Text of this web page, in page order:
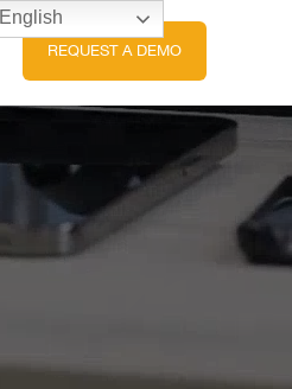
English
REQUEST A DEMO